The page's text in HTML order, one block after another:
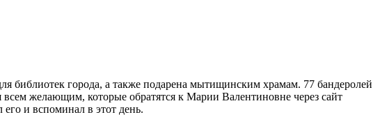
города, а также подарена мытищинским храмам. 77 бандеролей
желающим, которые обратятся к Марии Валентиновне через сайт
и вспоминал в этот день.